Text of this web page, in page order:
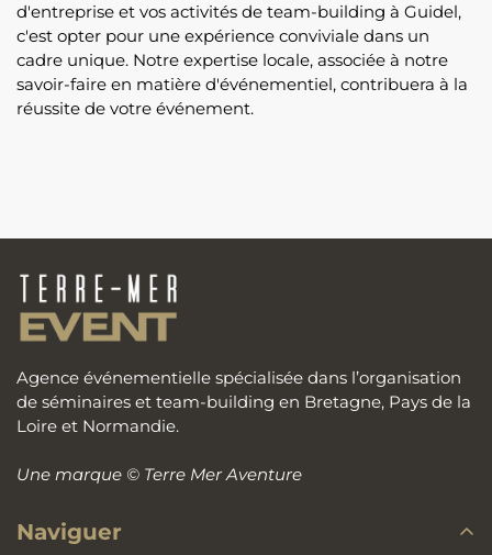
d'entreprise et vos activités de team-building à Guidel,
c'est opter pour une expérience conviviale dans un
cadre unique. Notre expertise locale, associée à notre
savoir-faire en matière d'événementiel, contribuera à la
réussite de votre événement.
Agence événementielle spécialisée dans l’organisation
de séminaires et team-building en Bretagne, Pays de la
Loire et Normandie.
Une marque © Terre Mer Aventure
Naviguer